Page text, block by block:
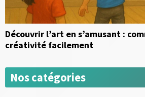
Découvrir l’art en s’amusant :
créativité facilement
Nos catégories